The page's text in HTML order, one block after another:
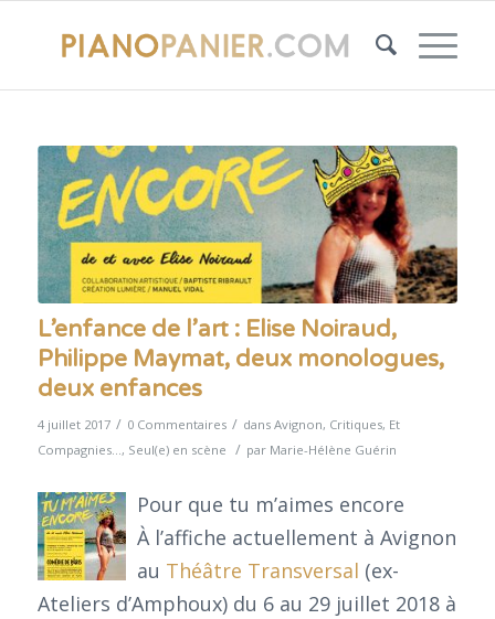
L’enfance de l’art : Elise Noiraud,
Philippe Maymat, deux monologues,
deux enfances
4 juillet 2017 / 0 Commentaires / dans Avignon, Critiques, Et
Compagnies... , Seul(e) en scène / par Marie-Hélène Guérin
Pour que tu m’aimes encore
À l’affiche actuellement à Avignon
au Théâtre Transversal (ex-
Ateliers d’Amphoux) du 6 au 29 juillet 2018 à